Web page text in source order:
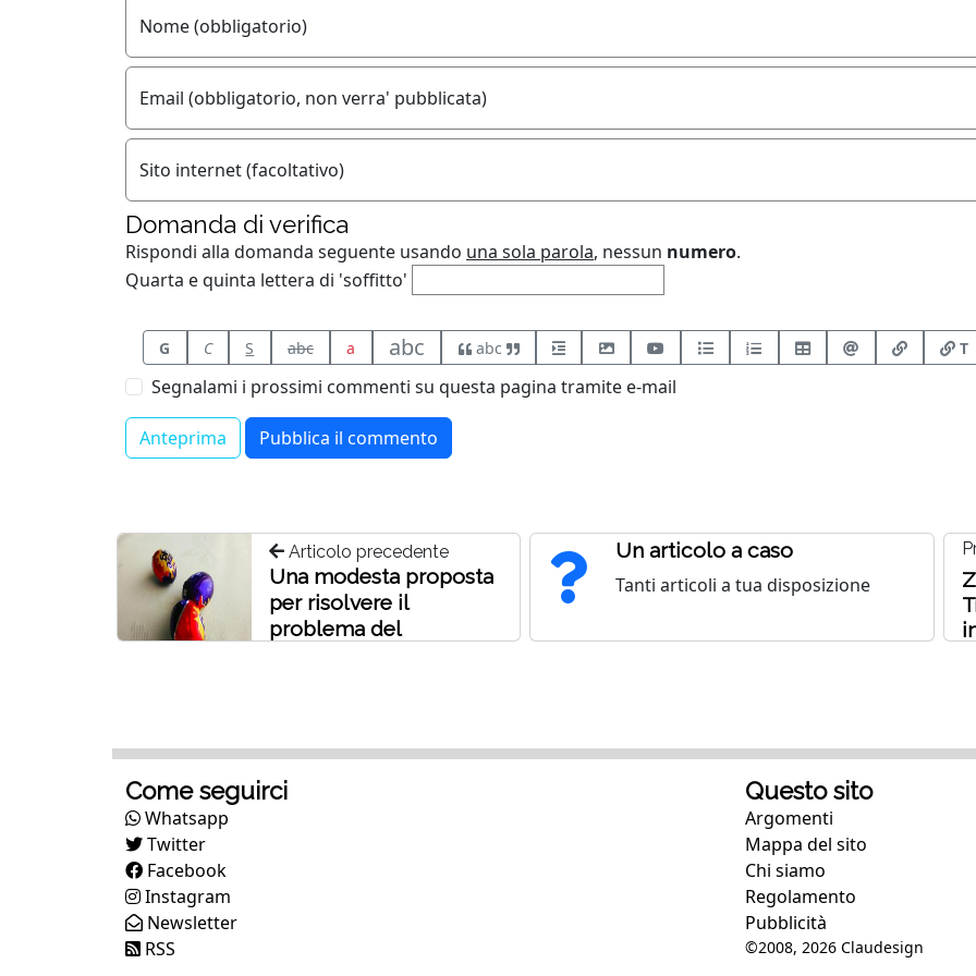
Nome (obbligatorio)
Email (obbligatorio, non verra' pubblicata)
Sito internet (facoltativo)
Domanda di verifica
Rispondi alla domanda seguente usando una sola parola, nessun numero.
Quarta e quinta lettera di 'soffitto'
G C S abc a abc abc T
Segnalami i prossimi commenti su questa pagina tramite e-mail
Articolo precedente
Una modesta proposta
per risolvere il
problema del
Un articolo a caso
Tanti articoli a tua disposizione
Come seguirci
Whatsapp
Twitter
Facebook
Instagram
Newsletter
RSS
Questo sito
Argomenti
Mappa del sito
Chi siamo
Regolamento
Pubblicità
©2008, 2026 Claudesign